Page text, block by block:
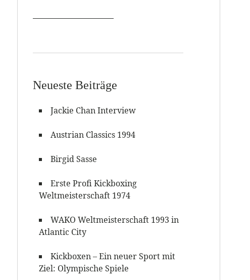
Neueste Beiträge
Jackie Chan Interview
Austrian Classics 1994
Birgid Sasse
Erste Profi Kickboxing
Weltmeisterschaft 1974
WAKO Weltmeisterschaft 1993 in
Atlantic City
Kickboxen – Ein neuer Sport mit
Ziel: Olympische Spiele